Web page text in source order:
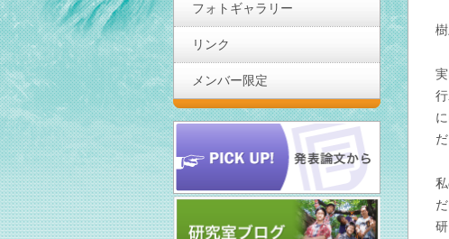
フォトギャラリー
リンク
メンバー限定